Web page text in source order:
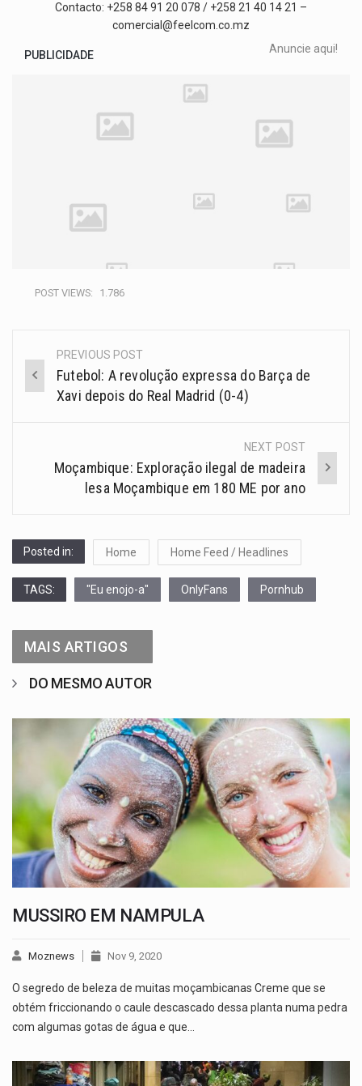
Contacto: +258 84 91 20 078 / +258 21 40 14 21 –
comercial@feelcom.co.mz
PUBLICIDADE Anuncie aqui!
POST VIEWS: 1.786
PREVIOUS POST
Futebol: A revolução expressa do Barça de
Xavi depois do Real Madrid (0-4)
NEXT POST
Moçambique: Exploração ilegal de madeira
lesa Moçambique em 180 ME por ano
Posted in: Home Home Feed / Headlines
TAGS: "Eu enojo-a" OnlyFans Pornhub
MAIS ARTIGOS
DO MESMO AUTOR
MUSSIRO EM NAMPULA
Moznews Nov 9, 2020
O segredo de beleza de muitas moçambicanas Creme que se
obtém friccionando o caule descascado dessa planta numa pedra
com algumas gotas de água e que…